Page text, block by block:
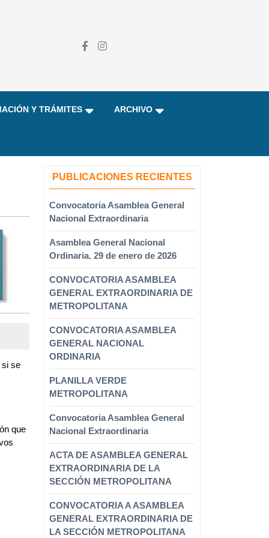
Y TRÁMITES ARCHIVO
si se
que
PUBLICACIONES RECIENTES
Convocatoria Asamblea General
Nacional Extraordinaria
Asamblea General Nacional
Ordinaria. 29 de enero de 2026
CONVOCATORIA ASAMBLEA
GENERAL EXTRAORDINARIA DE
METROPOLITANA
CONVOCATORIA ASAMBLEA
GENERAL NACIONAL
ORDINARIA
PLANILLA VERDE
METROPOLITANA
Convocatoria Asamblea General
Nacional Extraordinaria
ACTA DE ASAMBLEA GENERAL
EXTRAORDINARIA DE LA
SECCIÓN METROPOLITANA
CONVOCATORIA A ASAMBLEA
GENERAL EXTRAORDINARIA DE
LA SECCIÓN METROPOLITANA